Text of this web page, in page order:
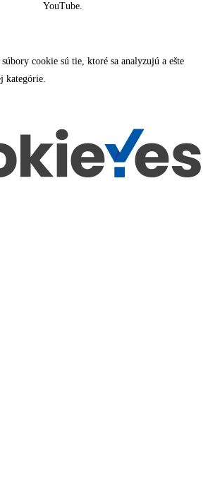
YouTube.
cookie sú tie, ktoré sa analyzujú a ešte
kategórie.